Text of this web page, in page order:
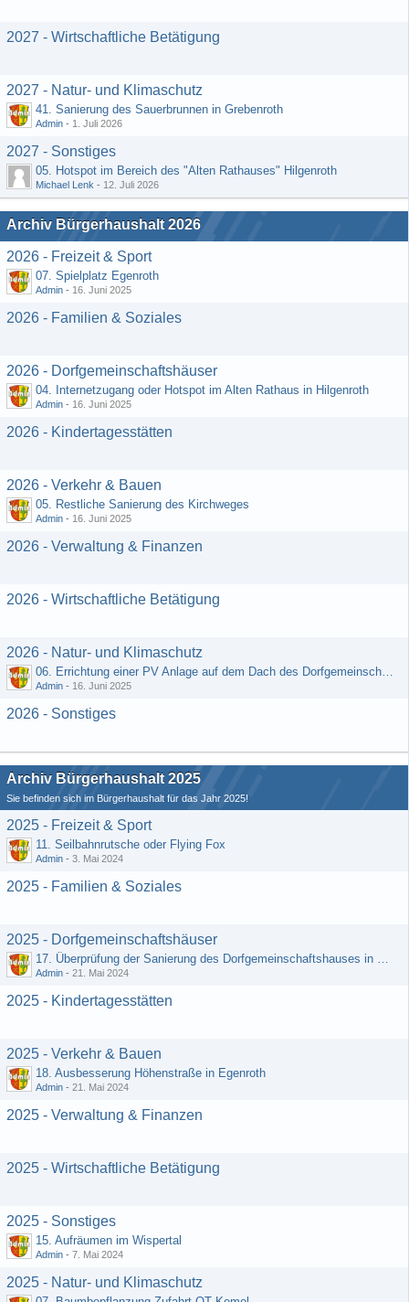
2027 - Wirtschaftliche Betätigung
2027 - Natur- und Klimaschutz
41. Sanierung des Sauerbrunnen in Grebenroth
Admin - 1. Juli 2026
2027 - Sonstiges
05. Hotspot im Bereich des "Alten Rathauses" Hilgenroth
Michael Lenk - 12. Juli 2026
Archiv Bürgerhaushalt 2026
2026 - Freizeit & Sport
07. Spielplatz Egenroth
Admin - 16. Juni 2025
2026 - Familien & Soziales
2026 - Dorfgemeinschaftshäuser
04. Internetzugang oder Hotspot im Alten Rathaus in Hilgenroth
Admin - 16. Juni 2025
2026 - Kindertagesstätten
2026 - Verkehr & Bauen
05. Restliche Sanierung des Kirchweges
Admin - 16. Juni 2025
2026 - Verwaltung & Finanzen
2026 - Wirtschaftliche Betätigung
2026 - Natur- und Klimaschutz
06. Errichtung einer PV Anlage auf dem Dach des Dorfgemeinschaftshauses
Admin - 16. Juni 2025
2026 - Sonstiges
Archiv Bürgerhaushalt 2025
Sie befinden sich im Bürgerhaushalt für das Jahr 2025!
2025 - Freizeit & Sport
11. Seilbahnrutsche oder Flying Fox
Admin - 3. Mai 2024
2025 - Familien & Soziales
2025 - Dorfgemeinschaftshäuser
17. Überprüfung der Sanierung des Dorfgemeinschaftshauses in Egenroth
Admin - 21. Mai 2024
2025 - Kindertagesstätten
2025 - Verkehr & Bauen
18. Ausbesserung Höhenstraße in Egenroth
Admin - 21. Mai 2024
2025 - Verwaltung & Finanzen
2025 - Wirtschaftliche Betätigung
2025 - Sonstiges
15. Aufräumen im Wispertal
Admin - 7. Mai 2024
2025 - Natur- und Klimaschutz